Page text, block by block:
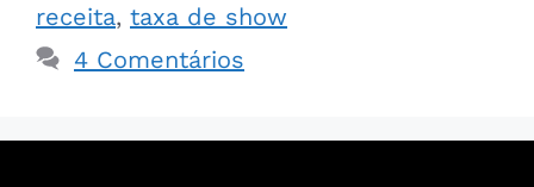
receita, taxa de show
4 Comentários